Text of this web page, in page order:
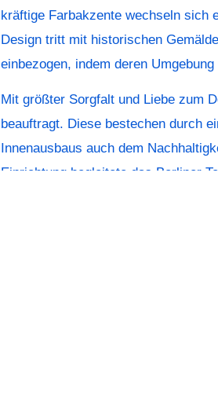
kräftige Farbakzente wechseln sich
Design tritt mit historischen
einbezogen, indem deren
Mit größter Sorgfalt und Liebe zum
beauftragt. Diese bestechen durch
Innenausbaus auch dem
Einrichtung begleitete das Berliner